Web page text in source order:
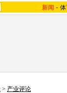
新闻 -
> 产业评论